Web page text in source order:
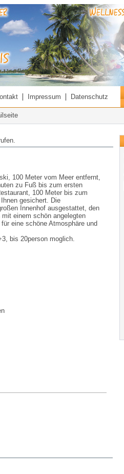
| Impressum | Datenschutz
100 Meter vom Meer entfernt,
zu Fuß bis zum ersten
100 Meter bis zum
gesichert. Die
Innenhof ausgestattet, den
einem schön angelegten
eine schöne Atmosphäre und
bis 20person moglich.